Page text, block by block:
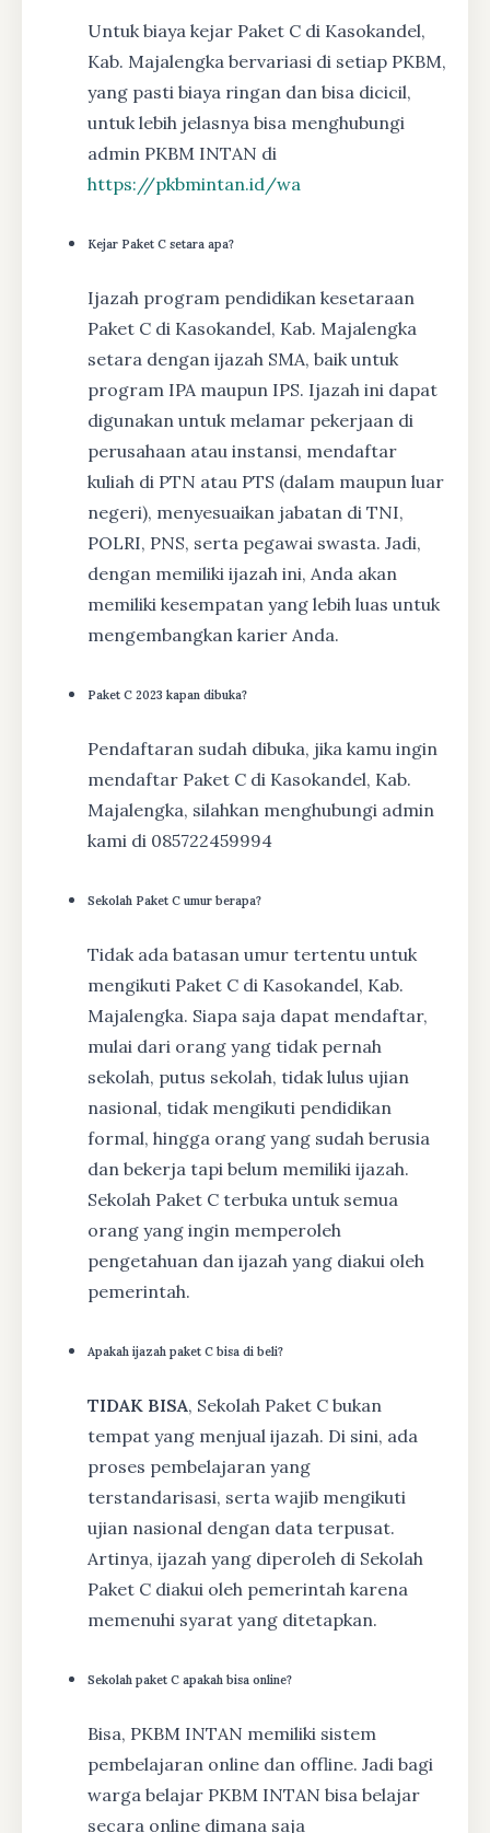
Untuk biaya kejar Paket C di Kasokandel,
Kab. Majalengka bervariasi di setiap PKBM,
yang pasti biaya ringan dan bisa dicicil,
untuk lebih jelasnya bisa menghubungi
admin PKBM INTAN di
https://pkbmintan.id/wa
Kejar Paket C setara apa?
Ijazah program pendidikan kesetaraan
Paket C di Kasokandel, Kab. Majalengka
setara dengan ijazah SMA, baik untuk
program IPA maupun IPS. Ijazah ini dapat
digunakan untuk melamar pekerjaan di
perusahaan atau instansi, mendaftar
kuliah di PTN atau PTS (dalam maupun luar
negeri), menyesuaikan jabatan di TNI,
POLRI, PNS, serta pegawai swasta. Jadi,
dengan memiliki ijazah ini, Anda akan
memiliki kesempatan yang lebih luas untuk
mengembangkan karier Anda.
Paket C 2023 kapan dibuka?
Pendaftaran sudah dibuka, jika kamu ingin
mendaftar Paket C di Kasokandel, Kab.
Majalengka, silahkan menghubungi admin
kami di 085722459994
Sekolah Paket C umur berapa?
Tidak ada batasan umur tertentu untuk
mengikuti Paket C di Kasokandel, Kab.
Majalengka. Siapa saja dapat mendaftar,
mulai dari orang yang tidak pernah
sekolah, putus sekolah, tidak lulus ujian
nasional, tidak mengikuti pendidikan
formal, hingga orang yang sudah berusia
dan bekerja tapi belum memiliki ijazah.
Sekolah Paket C terbuka untuk semua
orang yang ingin memperoleh
pengetahuan dan ijazah yang diakui oleh
pemerintah.
Apakah ijazah paket C bisa di beli?
TIDAK BISA, Sekolah Paket C bukan
tempat yang menjual ijazah. Di sini, ada
proses pembelajaran yang
terstandarisasi, serta wajib mengikuti
ujian nasional dengan data terpusat.
Artinya, ijazah yang diperoleh di Sekolah
Paket C diakui oleh pemerintah karena
memenuhi syarat yang ditetapkan.
Sekolah paket C apakah bisa online?
Bisa, PKBM INTAN memiliki sistem
pembelajaran online dan offline. Jadi bagi
warga belajar PKBM INTAN bisa belajar
secara online dimana saja